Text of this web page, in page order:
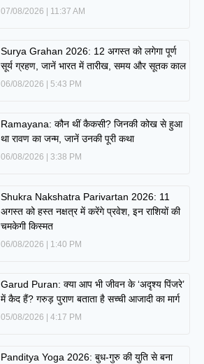
07/08/2026 11:37 AM
Surya Grahan 2026: 12 अगस्त को लगेगा पूर्ण
सूर्य ग्रहण, जानें भारत में तारीख, समय और सूतक काल
06/08/2026 5:43 PM
Ramayana: कौन थीं कैकसी? जिनकी कोख से हुआ
था रावण का जन्म, जानें उनकी पूरी कथा
06/08/2026 3:38 PM
Shukra Nakshatra Parivartan 2026: 11
अगस्त को हस्त नक्षत्र में करेंगे प्रवेश, इन राशियों की
चमकेगी किस्मत
06/08/2026 1:40 PM
Garud Puran: क्या आप भी जीवन के ‘अदृश्य पिंजरे’
में कैद हैं? गरुड़ पुराण बताता है सच्ची आजादी का मार्ग
05/08/2026 4:17 PM
Panditya Yoga 2026: बुध-गुरु की युति से बना